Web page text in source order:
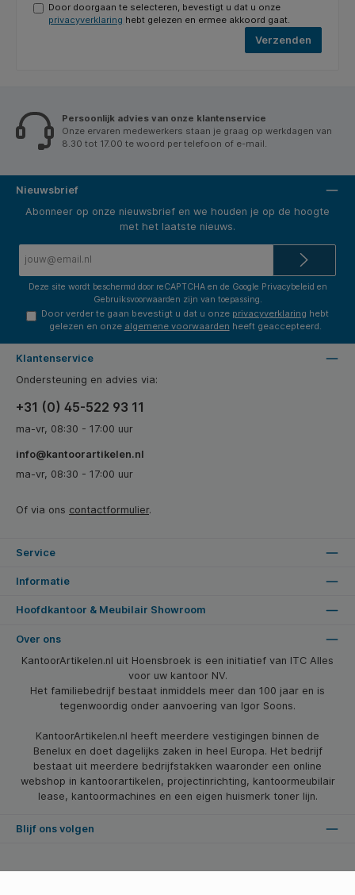
Door doorgaan te selecteren, bevestigt u dat u onze
privacyverklaring hebt gelezen en ermee akkoord gaat.
Verzenden
Persoonlijk advies van onze klantenservice
Onze ervaren medewerkers staan je graag op werkdagen van
8.30 tot 17.00 te woord per telefoon of e-mail.
Nieuwsbrief
Abonneer op onze nieuwsbrief en we houden je op de hoogte
met het laatste nieuws.
Deze site wordt beschermd door reCAPTCHA en de Google Privacybeleid en
Gebruiksvoorwaarden zijn van toepassing.
Door verder te gaan bevestigt u dat u onze privacyverklaring hebt
gelezen en onze algemene voorwaarden heeft geaccepteerd.
Klantenservice
Ondersteuning en advies via:
+31 (0) 45-522 93 11
ma-vr, 08:30 - 17:00 uur
info@kantoorartikelen.nl
ma-vr, 08:30 - 17:00 uur
Of via ons contactformulier.
Service
Informatie
Hoofdkantoor & Meubilair Showroom
Over ons
KantoorArtikelen.nl uit Hoensbroek is een initiatief van ITC Alles
voor uw kantoor NV.
Het familiebedrijf bestaat inmiddels meer dan 100 jaar en is
tegenwoordig onder aanvoering van Igor Soons.
KantoorArtikelen.nl heeft meerdere vestigingen binnen de
Benelux en doet dagelijks zaken in heel Europa. Het bedrijf
bestaat uit meerdere bedrijfstakken waaronder een online
webshop in kantoorartikelen, projectinrichting, kantoormeubilair
lease, kantoormachines en een eigen huismerk toner lijn.
Blijf ons volgen